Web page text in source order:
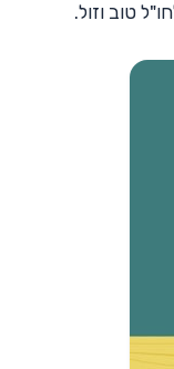
טוב וזול.